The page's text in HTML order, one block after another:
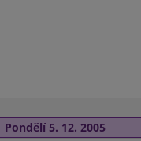
Pondělí 5. 12. 2005